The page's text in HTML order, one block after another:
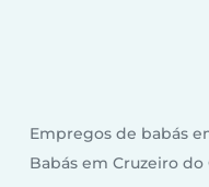
Empregos de babás
Babás em Cruzeiro do